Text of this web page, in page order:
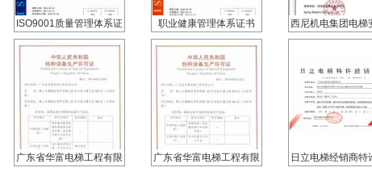
ISO9001质量管理体系证
书
职业健康管理体系证书
西尼机电集团电梯
托书
广东省华富电梯工程有限
广东省华富电梯工程有限
日立电梯经销商特